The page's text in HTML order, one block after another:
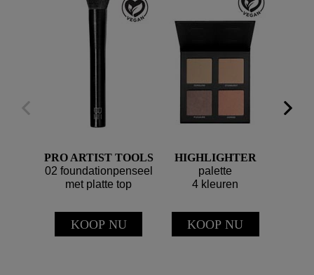
PRO ARTIST TOOLS
02 foundationpenseel
met platte top
KOOP NU
HIGHLIGHTER
palette
4 kleuren
KOOP NU